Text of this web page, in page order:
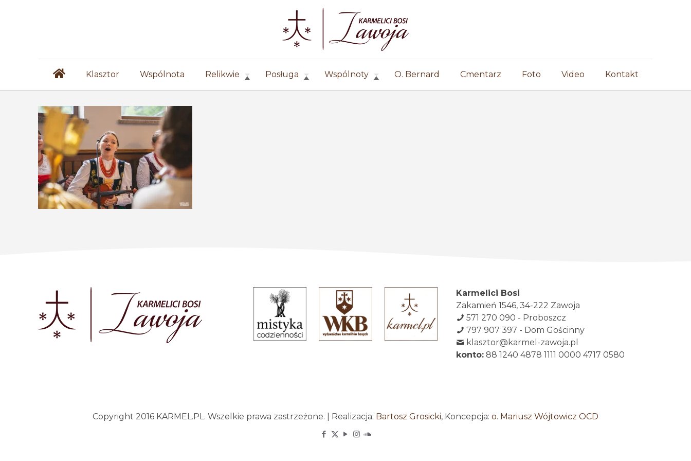
Klasztor Wspólnota Relikwie Posługa Wspólnoty O. Bernard Cmentarz Foto Video Kontakt
Karmelici Bosi
Zakamień 1546, 34-222 Zawoja
571 270 090 - Proboszcz
797 907 397 - Dom Gościnny
klasztor@karmel-zawoja.pl
konto: 88 1240 4878 1111 0000 4717 0580
Copyright 2016 KARMEL.PL. Wszelkie prawa zastrzeżone. | Realizacja: Bartosz Grosicki, Koncepcja: o. Mariusz Wójtowicz OCD